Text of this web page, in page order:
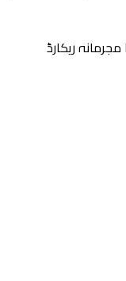
ریکارڈ